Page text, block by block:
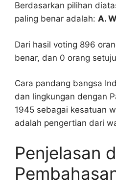
Berdasarkan pilihan
paling benar adalah: A.
Dari hasil voting 896
benar, dan 0 orang
Cara pandang bangsa
dan lingkungan dengan
1945 sebagai kesatuan
adalah pengertian dari
Penjelasan